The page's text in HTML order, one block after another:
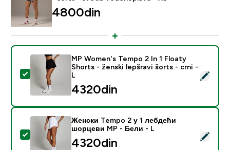
4800din‎
Select this product - MP Women's Tempo 2 In 1
MP Women's Tempo 2 In 1 Floaty
Shorts - ženski lepšravi šorts - crni -
L
4320din‎
Select this product - Женски Tempo 2 у 1 лебдећи
Женски Tempo 2 у 1 лебдећи
шорцеви MP - Бели - L
4320din‎